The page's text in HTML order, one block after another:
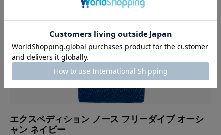
エクスペディション ノース フリーダイブ オーシ
ャン ネイビー